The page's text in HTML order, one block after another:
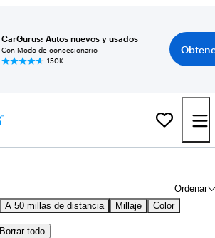
CarGurus: Autos nuevos y usados
Con Modo de concesionario
150K+
Ordenar
A 50 millas de distancia Millaje Color
Borrar todo